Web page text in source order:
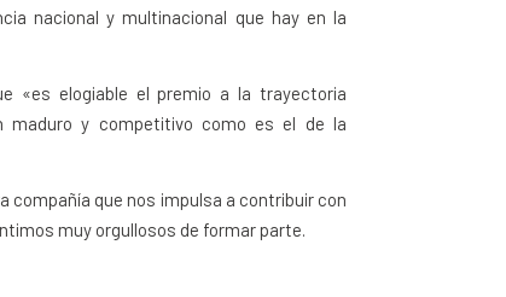
nacional y multinacional que hay en la
«es elogiable el premio a la trayectoria
maduro y competitivo como es el de la
compañía que nos impulsa a contribuir con
muy orgullosos de formar parte.